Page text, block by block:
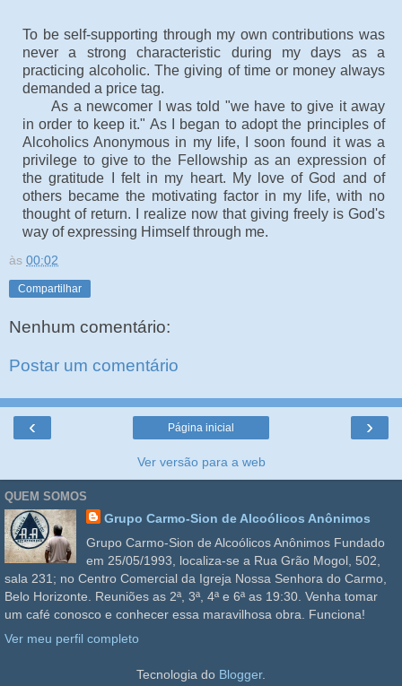
To be self-supporting through my own contributions was
never a strong characteristic during my days as a
practicing alcoholic. The giving of time or money always
demanded a price tag.
As a newcomer I was told "we have to give it away
in order to keep it." As I began to adopt the principles of
Alcoholics Anonymous in my life, I soon found it was a
privilege to give to the Fellowship as an expression of
the gratitude I felt in my heart. My love of God and of
others became the motivating factor in my life, with no
thought of return. I realize now that giving freely is God's
way of expressing Himself through me.
às 00:02
Compartilhar
Nenhum comentário:
Postar um comentário
‹ ›
Página inicial
Ver versão para a web
QUEM SOMOS
Grupo Carmo-Sion de Alcoólicos Anônimos
Grupo Carmo-Sion de Alcoólicos Anônimos Fundado
em 25/05/1993, localiza-se a Rua Grão Mogol, 502,
sala 231; no Centro Comercial da Igreja Nossa Senhora do Carmo,
Belo Horizonte. Reuniões as 2ª, 3ª, 4ª e 6ª as 19:30. Venha tomar
um café conosco e conhecer essa maravilhosa obra. Funciona!
Ver meu perfil completo
Tecnologia do Blogger.